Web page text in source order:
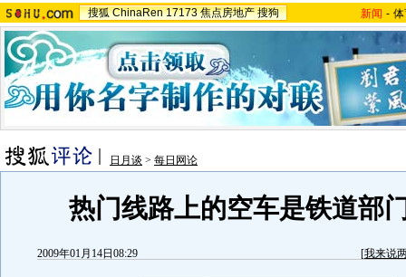
搜狐 ChinaRen 17173 焦点房地产 搜狗 新闻 -
日月谈 > 每日网论
热门线路上的空车是铁道部
2009年01月14日08:29 [我来说